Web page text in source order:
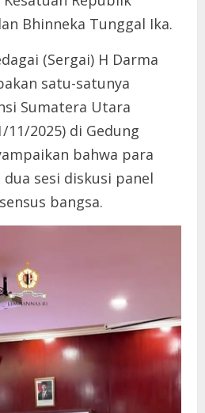
Bhinneka Tunggal Ika.
(Sergai) H Darma
satu-satunya
Sumatera Utara
11/2025) di Gedung
bahwa para
sesi diskusi panel
bangsa.